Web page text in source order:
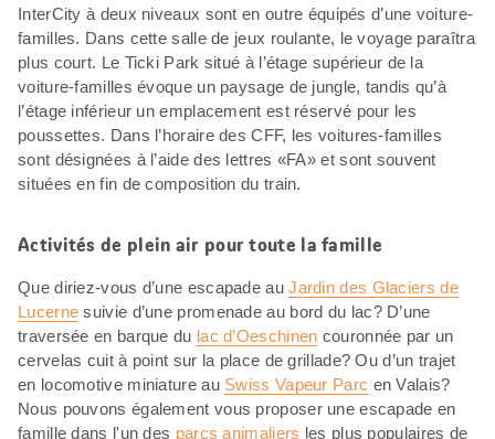
InterCity à deux niveaux sont en outre équipés d’une voiture-
familles. Dans cette salle de jeux roulante, le voyage paraîtra
plus court. Le Ticki Park situé à l’étage supérieur de la
voiture-familles évoque un paysage de jungle, tandis qu’à
l’étage inférieur un emplacement est réservé pour les
poussettes. Dans l’horaire des CFF, les voitures-familles
sont désignées à l’aide des lettres «FA» et sont souvent
situées en fin de composition du train.
Activités de plein air pour toute la famille
Que diriez-vous d’une escapade auJardin des Glaciers de
Lucerne suivie d’une promenade au bord du lac? D’une
traversée en barque du lac d’Oeschinen couronnée par un
cervelas cuit à point sur la place de grillade? Ou d’un trajet
en locomotive miniature au Swiss Vapeur Parc en Valais?
Nous pouvons également vous proposer une escapade en
famille dans l'un des parcs animaliers les plus populaires de